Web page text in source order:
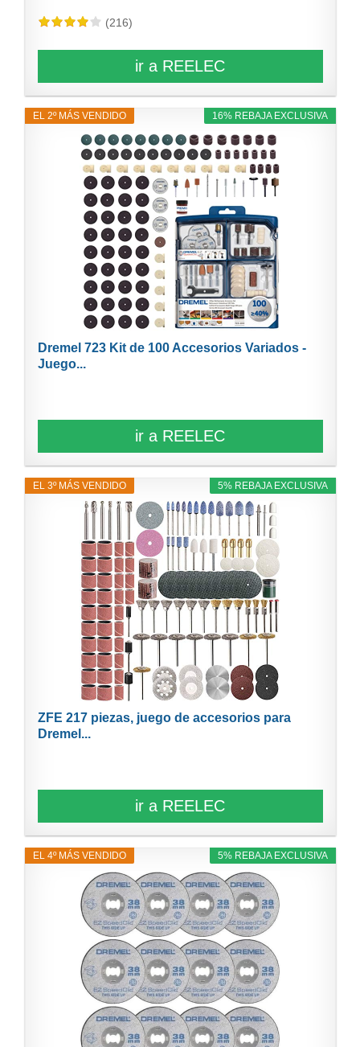
(216)
ir a REELEC
16% REBAJA EXCLUSIVA
EL 2º MÁS VENDIDO
Dremel 723 Kit de 100 Accesorios Variados -
Juego...
ir a REELEC
5% REBAJA EXCLUSIVA
EL 3º MÁS VENDIDO
ZFE 217 piezas, juego de accesorios para
Dremel...
ir a REELEC
5% REBAJA EXCLUSIVA
EL 4º MÁS VENDIDO